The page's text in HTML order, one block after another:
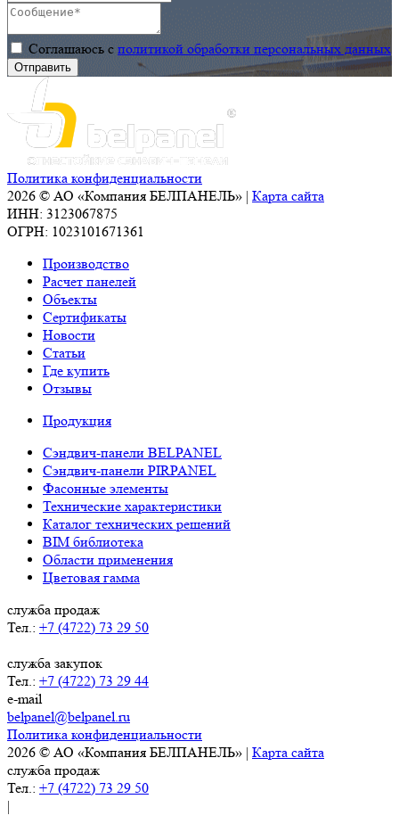
Соглашаюсь с политикой обработки персональных данных
Политика конфиденциальности
2026 © АО «Компания БЕЛПАНЕЛЬ» | Карта сайта
ИНН: 3123067875
ОГРН: 1023101671361
Производство
Расчет панелей
Объекты
Сертификаты
Новости
Статьи
Где купить
Отзывы
Продукция
Сэндвич-панели BELPANEL
Сэндвич-панели PIRPANEL
Фасонные элементы
Технические характеристики
Каталог технических решений
BIM библиотека
Области применения
Цветовая гамма
служба продаж
Тел.: +7 (4722) 73 29 50
служба закупок
Тел.: +7 (4722) 73 29 44
e-mail
belpanel@belpanel.ru
Политика конфиденциальности
2026 © АО «Компания БЕЛПАНЕЛЬ» | Карта сайта
служба продаж
Тел.: +7 (4722) 73 29 50
|